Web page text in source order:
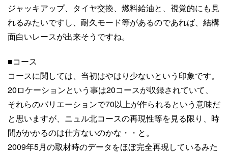
ジャッキアップ、タイヤ交換、燃料給油と、視覚的にも見
れるみたいですし、耐久モード等があるのであれば、結構
面白いレースが出来そうですね。
■コース
コースに関しては、当初はやはり少ないという印象です。
20ロケーションという事は20コースが収録されていて、
それらのバリエーションで70以上が作られるという意味だ
と思いますが、ニュル北コースの再現性等を見る限り、時
間がかかるのは仕方ないのかな・・と。
2009年5月の取材時のデータをほぼ完全再現しているみた